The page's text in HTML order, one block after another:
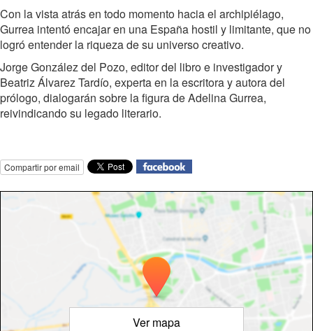
Con la vista atrás en todo momento hacia el archipiélago,
Gurrea intentó encajar en una España hostil y limitante, que no
logró entender la riqueza de su universo creativo.
Jorge González del Pozo, editor del libro e investigador y
Beatriz Álvarez Tardío, experta en la escritora y autora del
prólogo, dialogarán sobre la figura de Adelina Gurrea,
reivindicando su legado literario.
Compartir por email
Ver mapa